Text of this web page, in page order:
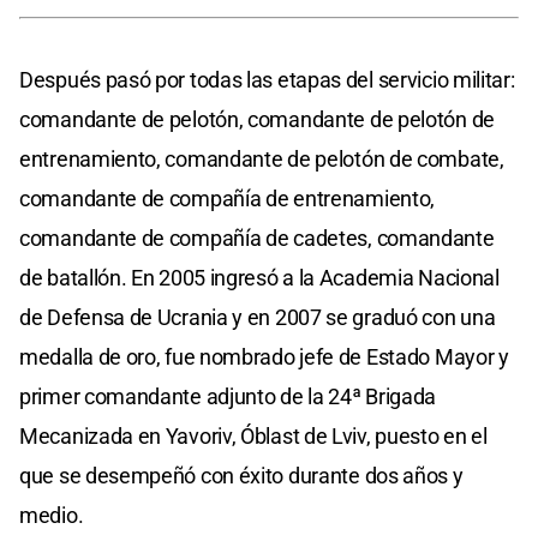
Después pasó por todas las etapas del servicio militar:
comandante de pelotón, comandante de pelotón de
entrenamiento, comandante de pelotón de combate,
comandante de compañía de entrenamiento,
comandante de compañía de cadetes, comandante
de batallón. En 2005 ingresó a la Academia Nacional
de Defensa de Ucrania y en 2007 se graduó con una
medalla de oro, fue nombrado jefe de Estado Mayor y
primer comandante adjunto de la 24ª Brigada
Mecanizada en Yavoriv, Óblast de Lviv, puesto en el
que se desempeñó con éxito durante dos años y
medio.